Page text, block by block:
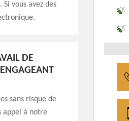
vous avez des
DE
sans risque de
appel à notre